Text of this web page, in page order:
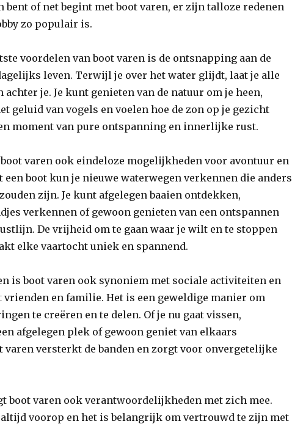
bent of net begint met boot varen, er zijn talloze redenen
zo populair is.
voordelen van boot varen is de ontsnapping aan de
leven. Terwijl je over het water glijdt, laat je alle
achter je. Je kunt genieten van de natuur om je heen,
geluid van vogels en voelen hoe de zon op je gezicht
moment van pure ontspanning en innerlijke rust.
varen ook eindeloze mogelijkheden voor avontuur en
boot kun je nieuwe waterwegen verkennen die anders
zijn. Je kunt afgelegen baaien ontdekken,
verkennen of gewoon genieten van een ontspannen
De vrijheid om te gaan waar je wilt en te stoppen
elke vaartocht uniek en spannend.
is boot varen ook synoniem met sociale activiteiten en
en familie. Het is een geweldige manier om
te creëren en te delen. Of je nu gaat vissen,
afgelegen plek of gewoon geniet van elkaars
varen versterkt de banden en zorgt voor onvergetelijke
boot varen ook verantwoordelijkheden met zich mee.
voorop en het is belangrijk om vertrouwd te zijn met